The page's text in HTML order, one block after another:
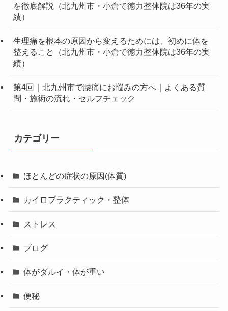
を徹底解説（北九州市・小倉で徳力整体院は36年の実
績）
生理痛を根本の原因から変えるためには、初めに体を
整えること（北九州市・小倉で徳力整体院は36年の実
績）
第4回｜北九州市で腰痛にお悩みの方へ｜よくある質
問・施術の流れ・セルフチェック
カテゴリー
ほとんどの症状の原因(体質)
カイロプラクティック・整体
ストレス
ブログ
体がダルイ・体が重い
便秘